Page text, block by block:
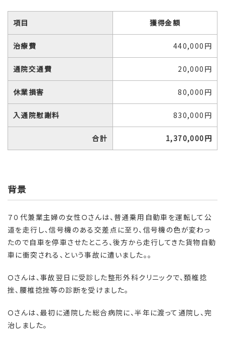
項目 獲得金額
治療費 440,000円
通院交通費 20,000円
休業損害 80,000円
入通院慰謝料 830,000円
合計 1,370,000円
背景
７０代兼業主婦の女性Ｏさんは、普通乗用自動車を運転して公
道を走行し、信号機のある交差点に至り、信号機の色が変わっ
たので自車を停車させたところ、後方から走行してきた貨物自動
車に衝突される、という事故に遭いました。。
Ｏさんは、事故翌日に受診した整形外科クリニックで、頚椎捻
挫、腰椎捻挫等の診断を受けました。
Ｏさんは、最初に通院した総合病院に、半年に渡って通院し、完
治しました。